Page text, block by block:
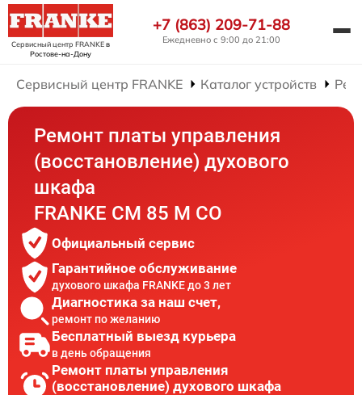
Сервисный центр FRANKEв
Ростове-на-Дону
+7 (863) 209-71-88
Ежедневно с 9:00 до 21:00
Сервисный центр FRANKE Каталог устройств
Ремонт платы управления
(восстановление) духового
шкафа
FRANKE CM 85 M CO
Официальный сервис
Гарантийное обслуживание
духового шкафа FRANKE до 3 лет
Диагностика за наш счет,
ремонт по желанию
Бесплатный выезд курьера
в день обращения
Ремонт платы управления
(восстановление) духового шкафа